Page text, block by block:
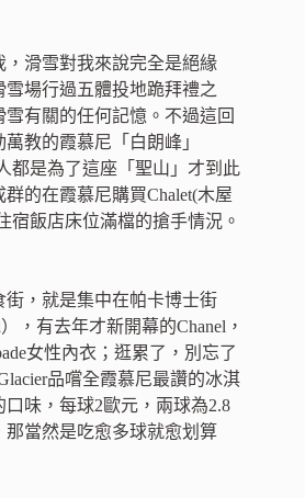
滑雪對我來說完全是絕緣
場行過五體投地跪拜禮之
有關的任何記憶。不過這回
教的霞慕尼「白朗峰」
都是為了這座「聖山」才到此
的在霞慕尼購買Chalet(木屋
宿飯店床位滿檔的搶手情況。
，就是集中在帕卡博士街
），有去年才新開幕的Chanel，
女性內衣；逛累了，別忘了
品嚐全霞慕尼最讚的冰淇
味，每球2歐元，兩球為2.8
當然是吃愈多球就愈划算